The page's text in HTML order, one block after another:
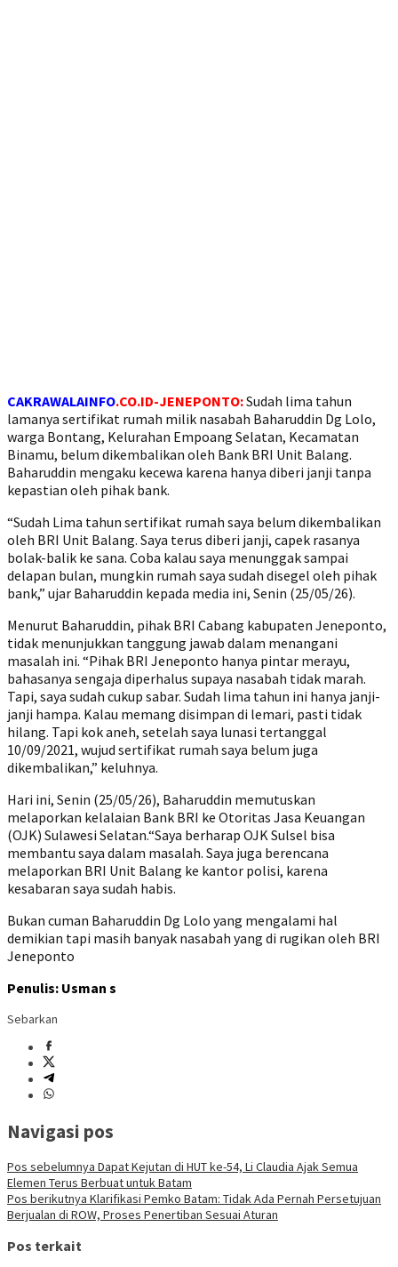
CAKRAWALAINFO.CO.ID-JENEPONTO:Sudah lima tahun
lamanya sertifikat rumah milik nasabah Baharuddin Dg Lolo,
warga Bontang, Kelurahan Empoang Selatan, Kecamatan
Binamu, belum dikembalikan oleh Bank BRI Unit Balang.
Baharuddin mengaku kecewa karena hanya diberi janji tanpa
kepastian oleh pihak bank.
“Sudah Lima tahun sertifikat rumah saya belum dikembalikan
oleh BRI Unit Balang. Saya terus diberi janji, capek rasanya
bolak-balik ke sana. Coba kalau saya menunggak sampai
delapan bulan, mungkin rumah saya sudah disegel oleh pihak
bank,” ujar Baharuddin kepada media ini, Senin (25/05/26).
Menurut Baharuddin, pihak BRI Cabang kabupaten Jeneponto,
tidak menunjukkan tanggung jawab dalam menangani
masalah ini. “Pihak BRI Jeneponto hanya pintar merayu,
bahasanya sengaja diperhalus supaya nasabah tidak marah.
Tapi, saya sudah cukup sabar. Sudah lima tahun ini hanya janji-
janji hampa. Kalau memang disimpan di lemari, pasti tidak
hilang. Tapi kok aneh, setelah saya lunasi tertanggal
10/09/2021, wujud sertifikat rumah saya belum juga
dikembalikan,” keluhnya.
Hari ini, Senin (25/05/26), Baharuddin memutuskan
melaporkan kelalaian Bank BRI ke Otoritas Jasa Keuangan
(OJK) Sulawesi Selatan.“Saya berharap OJK Sulsel bisa
membantu saya dalam masalah. Saya juga berencana
melaporkan BRI Unit Balang ke kantor polisi, karena
kesabaran saya sudah habis.
Bukan cuman Baharuddin Dg Lolo yang mengalami hal
demikian tapi masih banyak nasabah yang di rugikan oleh BRI
Jeneponto
Penulis: Usman s
Sebarkan
Navigasi pos
Pos sebelumnya Dapat Kejutan di HUT ke-54, Li Claudia Ajak Semua
Elemen Terus Berbuat untuk Batam
Pos berikutnya Klarifikasi Pemko Batam: Tidak Ada Pernah Persetujuan
Berjualan di ROW, Proses Penertiban Sesuai Aturan
Pos terkait